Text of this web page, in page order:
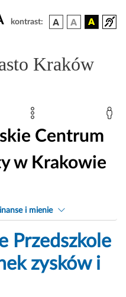
kontrast:
Kraków
Centrum
w Krakowie
i mienie
Przedszkole
zysków i